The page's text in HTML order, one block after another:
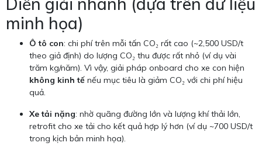
minh họa)
Ô tô con: chi phí trên mỗi tấn CO₂ rất cao (~2,500 USD/t
theo giả định) do lượng CO₂ thu được rất nhỏ (ví dụ vài
trăm kg/năm). Vì vậy, giải pháp onboard cho xe con hiện
không kinh tế nếu mục tiêu là giảm CO₂ với chi phí hiệu
quả.
Xe tải nặng: nhờ quãng đường lớn và lượng khí thải lớn,
retrofit cho xe tải cho kết quả hợp lý hơn (ví dụ ~700 USD/t
trong kịch bản minh họa).